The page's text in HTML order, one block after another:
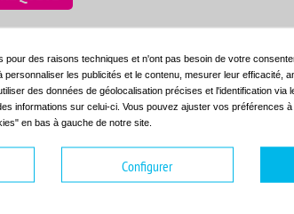
le moteur de recherche ci-dessous:
Choisir le modèle
pour des raisons techniques et n'ont pas besoin de votre
les publicités et le contenu, mesurer leur efficacité,
des données de géolocalisation précises et l'identification via
informations sur celui-ci. Vous pouvez ajuster vos préférences
en bas à gauche de notre site.
Configurer